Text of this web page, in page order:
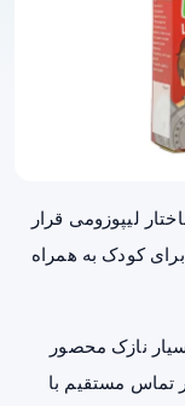
لیپوزومی قرار
کودک به همراه
نازک محصور
مستقیم با